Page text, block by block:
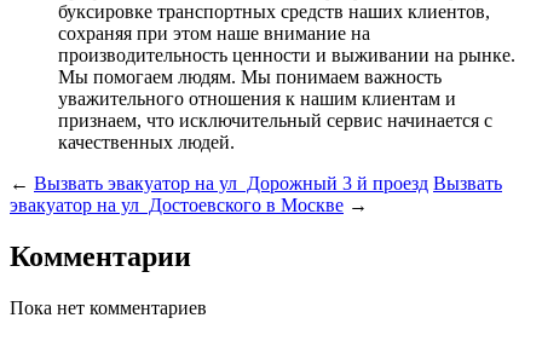
буксировке транспортных средств наших клиентов,
сохраняя при этом наше внимание на
производительность ценности и выживании на рынке.
Мы помогаем людям. Мы понимаем важность
уважительного отношения к нашим клиентам и
признаем, что исключительный сервис начинается с
качественных людей.
← Вызвать эвакуатор на ул Дорожный 3 й проезд Вызвать
эвакуатор на ул Достоевского в Москве →
Комментарии
Пока нет комментариев